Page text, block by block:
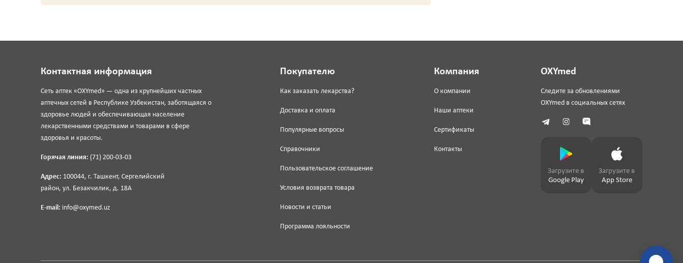
Контактная информация
Сеть аптек «OXYmed» — одна из крупнейших частных
аптечных сетей в Республике Узбекистан, заботящаяся о
здоровье людей и обеспечивающая население
лекарственными средствами и товарами в сфере
здоровья и красоты.
Горячая линия: (71) 200-03-03
Адрес: 100044, г. Ташкент, Сергелийский
район, ул. Безакчилик, д. 18А
E-mail: info@oxymed.uz
Покупателю
Как заказать лекарства?
Доставка и оплата
Популярные вопросы
Справочники
Пользовательское соглашение
Условия возврата товара
Новости и статьи
Программа лояльности
Компания
О компании
Наши аптеки
Сертификаты
Контакты
OXYmed
Следите за обновлениями
OXYmed в социальных сетях
Загрузите в
Google Play
Загрузите в
App Store